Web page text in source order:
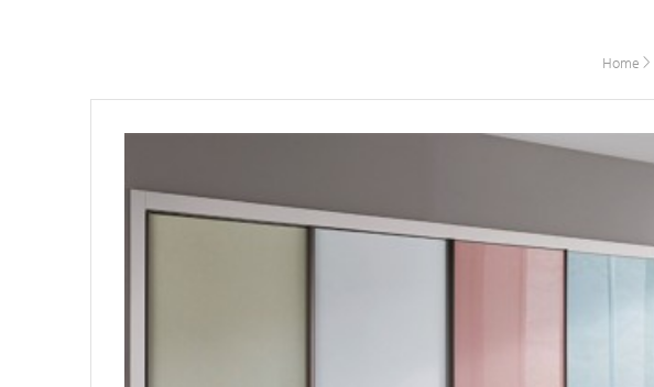
Home >